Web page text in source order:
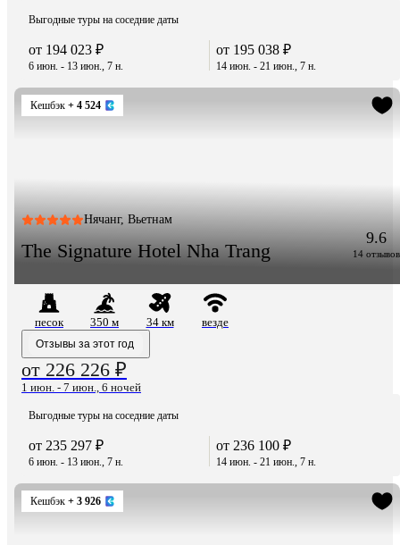
Выгодные туры на соседние даты
от 194 023 ₽
6 июн. - 13 июн., 7 н.
от 195 038 ₽
14 июн. - 21 июн., 7 н.
Кешбэк + 4 524
Нячанг, Вьетнам
The Signature Hotel Nha Trang
9.6
14 отзывов
песок 350 м 34 км
везде
Отзывы за этот год
от 226 226 ₽
1 июн. - 7 июн., 6 ночей
Выгодные туры на соседние даты
от 235 297 ₽
6 июн. - 13 июн., 7 н.
от 236 100 ₽
14 июн. - 21 июн., 7 н.
Кешбэк + 3 926